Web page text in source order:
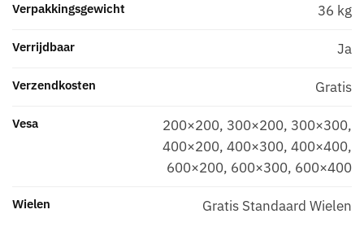
Verpakkingsgewicht 36 kg
Verrijdbaar Ja
Verzendkosten Gratis
Vesa 200×200, 300×200, 300×300,
400×200, 400×300, 400×400,
600×200, 600×300, 600×400
Wielen Gratis Standaard Wielen